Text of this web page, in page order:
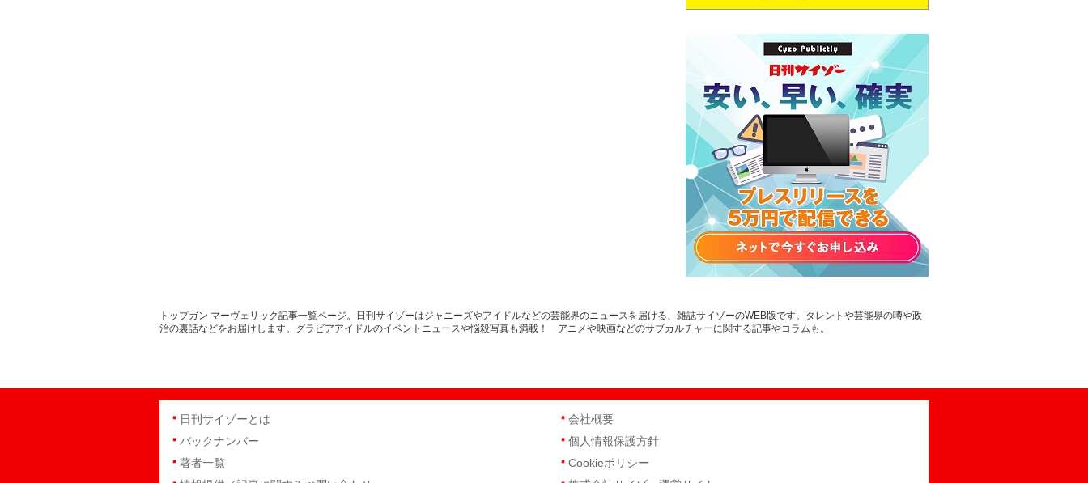
トップガン マーヴェリック記事一覧ページ。日刊サイゾーはジャニーズやアイドルなどの芸能界のニュースを届ける、雑誌サイゾーのWEB版です。タレントや芸能界の噂や政
治の裏話などをお届けします。グラビアアイドルのイベントニュースや悩殺写真も満載！ アニメや映画などのサブカルチャーに関する記事やコラムも。
日刊サイゾーとは
バックナンバー
著者一覧
会社概要
個人情報保護方針
Cookieポリシー